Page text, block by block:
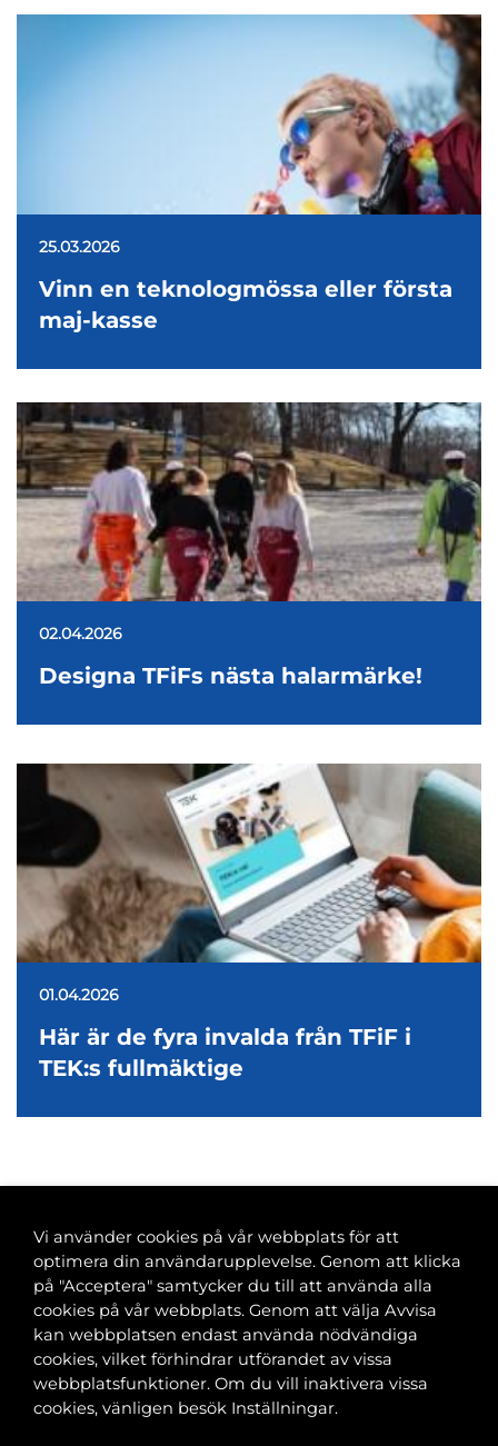
25.03.2026
Vinn en teknologmössa eller första
maj-kasse
02.04.2026
Designa TFiFs nästa halarmärke!
01.04.2026
Här är de fyra invalda från TFiF i
TEK:s fullmäktige
Banvaktsgatan 2A, 00520 Helsingfors
040 585 2586
kansli@tfif.fi
Vi använder cookies på vår webbplats för att
optimera din användarupplevelse. Genom att klicka
på "Acceptera" samtycker du till att använda alla
cookies på vår webbplats. Genom att välja Avvisa
kan webbplatsen endast använda nödvändiga
cookies, vilket förhindrar utförandet av vissa
webbplatsfunktioner. Om du vill inaktivera vissa
cookies, vänligen besök Inställningar.